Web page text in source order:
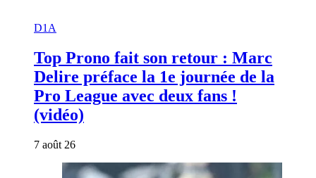
D1A
Top Prono fait son retour : Marc
Delire préface la 1e journée de la
Pro League avec deux fans !
(vidéo)
7 août 26